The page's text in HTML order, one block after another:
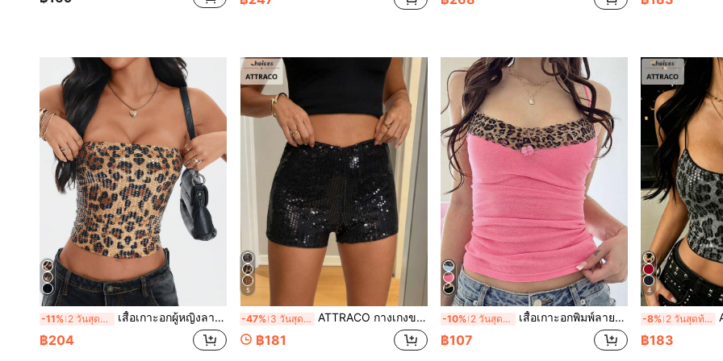
-11% 2 วันสุดท้าย เสื้อเกาะอกผู้หญิงลายเสือดาววินเทจประดับเลื่อม สไตล์ Y2K เซ็กซี่ สำหรับฤดูใบไม้ร่วง ฮาโลวีน ท่องเที่ยว และฤดูร้อน
฿204
5
-47% 3 วันสุดท้าย ATTRACO กางเกงขาสั้นผู้หญิง Y2K สีดำ เลื่อมเงา สไตล์เรโทร สำหรับฤดูร้อน
฿181
-10% 2 วันสุดท้าย เสื้อเกาะอกพิมพ์ลายเสือดาวสุดเซ็กซี่น่ารัก Y2K สำหรับผู้หญิง, เหมาะสำหรับออกเดท, คอนเสิร์ต, Gyaru ลำลองสีชมพูฤดูร้อน
฿107
4
-8% 2 วันสุดท้าย
฿183